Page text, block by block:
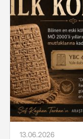
13.06.2026